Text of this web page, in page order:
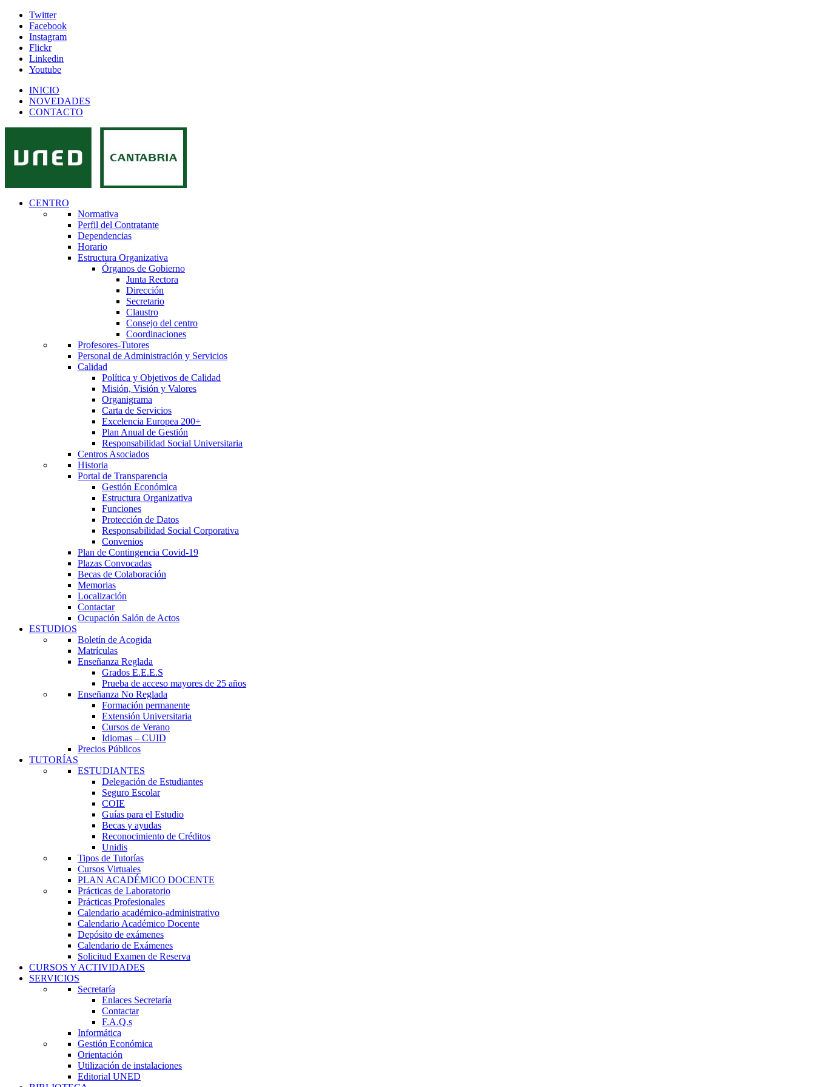
Twitter
Facebook
Instagram
Flickr
Linkedin
Youtube
INICIO
NOVEDADES
CONTACTO
CENTRO
Normativa
Perfil del Contratante
Dependencias
Horario
Estructura Organizativa
Órganos de Gobierno
Junta Rectora
Dirección
Secretario
Claustro
Consejo del centro
Coordinaciones
Profesores-Tutores
Personal de Administración y Servicios
Calidad
Política y Objetivos de Calidad
Misión, Visión y Valores
Organigrama
Carta de Servicios
Excelencia Europea 200+
Plan Anual de Gestión
Responsabilidad Social Universitaria
Centros Asociados
Historia
Portal de Transparencia
Gestión Económica
Estructura Organizativa
Funciones
Protección de Datos
Responsabilidad Social Corporativa
Convenios
Plan de Contingencia Covid-19
Plazas Convocadas
Becas de Colaboración
Memorias
Localización
Contactar
Ocupación Salón de Actos
ESTUDIOS
Boletín de Acogida
Matrículas
Enseñanza Reglada
Grados E.E.E.S
Prueba de acceso mayores de 25 años
Enseñanza No Reglada
Formación permanente
Extensión Universitaria
Cursos de Verano
Idiomas – CUID
Precios Públicos
TUTORÍAS
ESTUDIANTES
Delegación de Estudiantes
Seguro Escolar
COIE
Guías para el Estudio
Becas y ayudas
Reconocimiento de Créditos
Unidis
Tipos de Tutorías
Cursos Virtuales
PLAN ACADÉMICO DOCENTE
Prácticas de Laboratorio
Prácticas Profesionales
Calendario académico-administrativo
Calendario Académico Docente
Depósito de exámenes
Calendario de Exámenes
Solicitud Examen de Reserva
CURSOS Y ACTIVIDADES
SERVICIOS
Secretaría
Enlaces Secretaría
Contactar
F.A.Q.s
Informática
Gestión Económica
Orientación
Utilización de instalaciones
Editorial UNED